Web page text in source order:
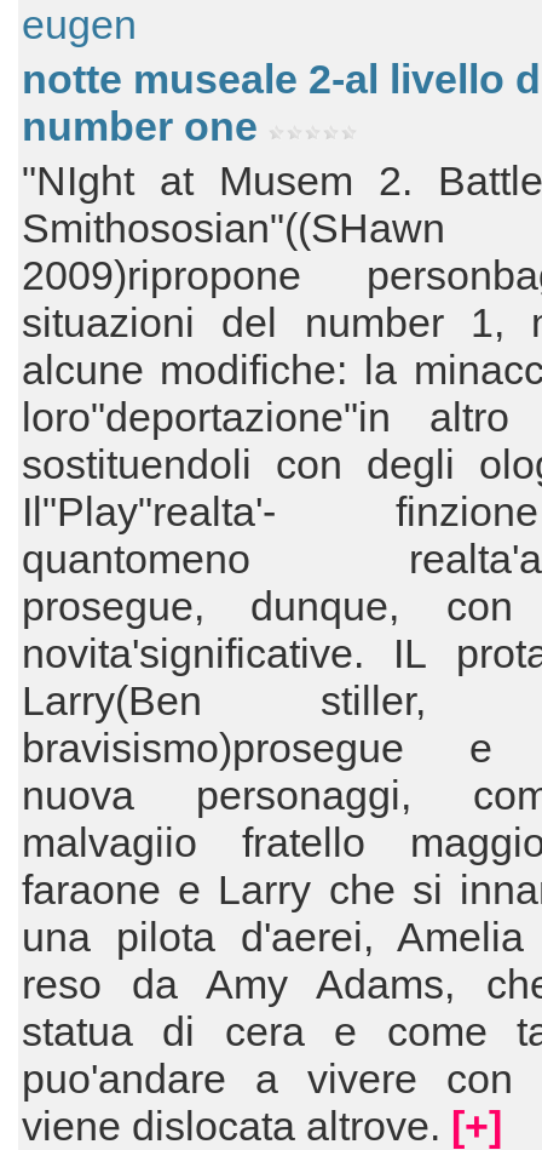
eugen
notte museale 2-al livello
number one
"NIght at Musem 2.
2009)ripropone
situazioni del number 1,
alcune modifiche: la
loro"deportazione"in altro
sostituendoli con degli
Il"Play"realta'-
quantomeno
prosegue, dunque, con
novita'significative. IL
Larry(Ben stiller,
bravisismo)prosegue e
nuova personaggi,
malvagiio fratello
faraone e Larry che si
una pilota d'aerei, Amelia
reso da Amy Adams,
statua di cera e come
puo'andare a vivere con
viene dislocata altrove. [+]